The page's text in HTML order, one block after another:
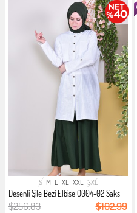
S M L XL XXL 3XL
Desenli Şile Bezi Elbise 0004-02 Saks
$256.83 $102.99